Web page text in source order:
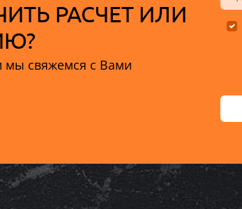
РАСЧЕТ ИЛИ
мы свяжемся с Вами